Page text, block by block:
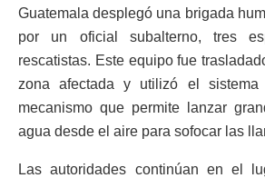
Guatemala desplegó una brigada
por un oficial subalterno, tres
rescatistas. Este equipo fue
zona afectada y utilizó el sistema
mecanismo que permite lanzar
agua desde el aire para sofocar las
Las autoridades continúan en el